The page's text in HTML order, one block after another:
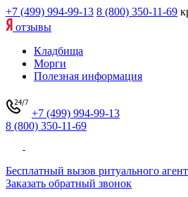
+7 (499) 994-99-13 8 (800) 350-11-69
отзывы
Кладбища
Морги
Полезная информация
+7 (499) 994-99-13
8 (800) 350-11-69
Бесплатный вызов ритуального
Заказать обратный звонок